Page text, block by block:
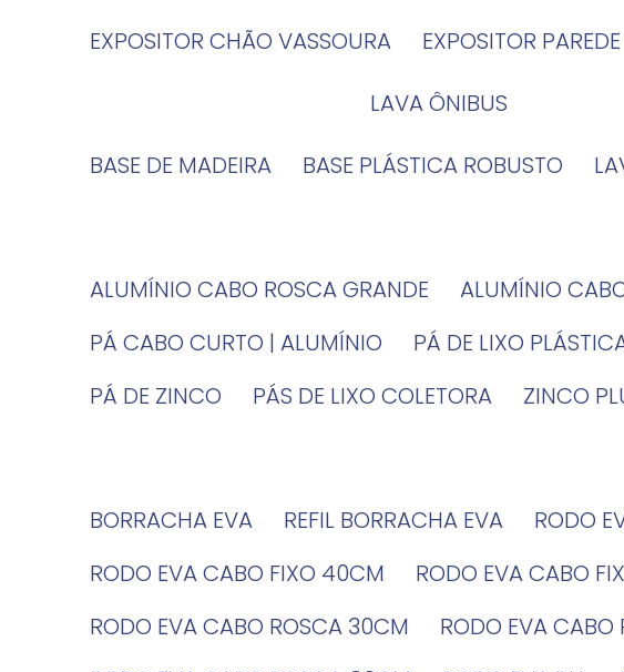
EXPOSITOR CHÃO VASSOURA
EXPOSITOR
LAVA ÔNIBUS
BASE DE MADEIRA
BASE PLÁSTICA ROBUSTO
ALUMÍNIO CABO ROSCA GRANDE
ALUMÍNIO
PÁ CABO CURTO | ALUMÍNIO
PÁ DE LIXO
PÁ DE ZINCO
PÁS DE LIXO COLETORA
ZINCO
BORRACHA EVA
REFIL BORRACHA EVA RODO
RODO EVA CABO FIXO 40CM
RODO EVA CABO
RODO EVA CABO ROSCA 30CM
RODO EVA